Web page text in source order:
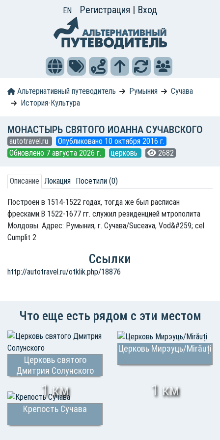
EN Регистрация | Вход
Альтернативный путеводитель Румыния
Сучава
История-Культура
МОНАСТЫРЬ СВЯТОГО ИОАННА СУЧАВСКОГО
autotravel.ru
Опубликовано 10 октября 2016 г.
Обновлено 7 августа 2026 г.
церковь 2682
Описание Локация Посетили (0)
Построен в 1514-1522 годах, тогда же был расписан
фресками.В 1522-1677 гг. служил резиденцией мтрополита
Молдовы. Адрес: Румыния, г. Сучава/Suceava, Vod&#259; cel
Cumplit 2
Ссылки
http://autotravel.ru/otklik.php/18876
Что еще есть рядом с эти местом
Церковь святого
Дмитрия Солунского
1 км
Церковь Мирэуць/Mirăuți
1 км
Крепость Сучава